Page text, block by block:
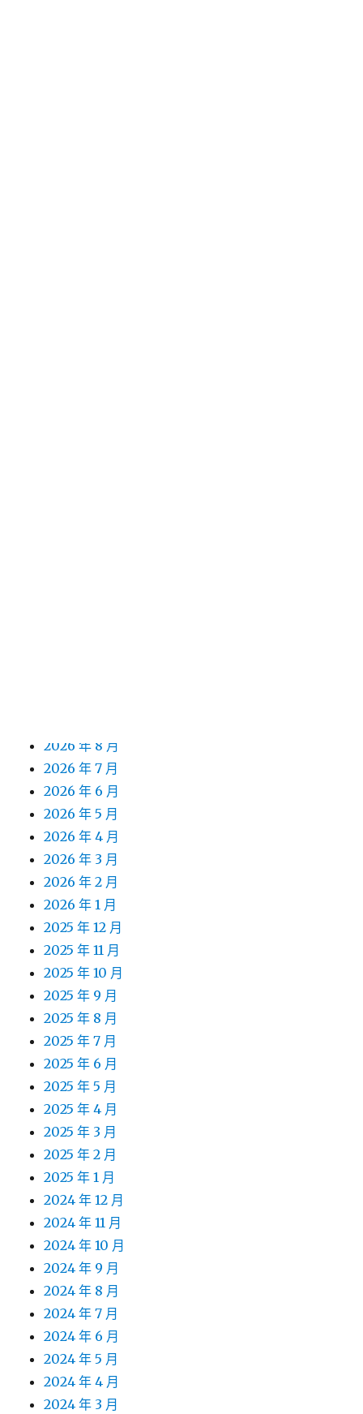
2026 年 8 月
2026 年 7 月
2026 年 6 月
2026 年 5 月
2026 年 4 月
2026 年 3 月
2026 年 2 月
2026 年 1 月
2025 年 12 月
2025 年 11 月
2025 年 10 月
2025 年 9 月
2025 年 8 月
2025 年 7 月
2025 年 6 月
2025 年 5 月
2025 年 4 月
2025 年 3 月
2025 年 2 月
2025 年 1 月
2024 年 12 月
2024 年 11 月
2024 年 10 月
2024 年 9 月
2024 年 8 月
2024 年 7 月
2024 年 6 月
2024 年 5 月
2024 年 4 月
2024 年 3 月